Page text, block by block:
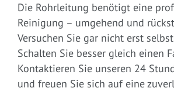
Die Rohrleitung benötigt eine
Reinigung – umgehend und
Versuchen Sie gar nicht erst
Schalten Sie besser gleich einen
Kontaktieren Sie unseren 24
und freuen Sie sich auf eine